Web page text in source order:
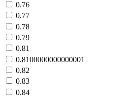
0.76
0.77
0.78
0.79
0.81
0.8100000000000001
0.82
0.83
0.84